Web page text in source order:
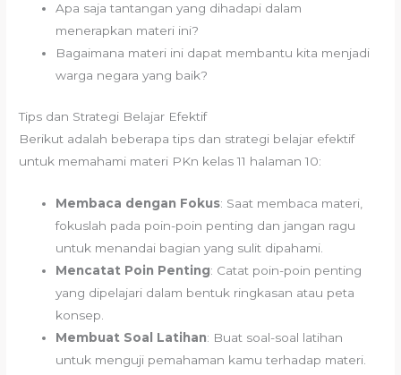
Apa saja tantangan yang dihadapi dalam
menerapkan materi ini?
Bagaimana materi ini dapat membantu kita menjadi
warga negara yang baik?
Tips dan Strategi Belajar Efektif
Berikut adalah beberapa tips dan strategi belajar efektif
untuk memahami materi PKn kelas 11 halaman 10:
Membaca dengan Fokus: Saat membaca materi,
fokuslah pada poin-poin penting dan jangan ragu
untuk menandai bagian yang sulit dipahami.
Mencatat Poin Penting: Catat poin-poin penting
yang dipelajari dalam bentuk ringkasan atau peta
konsep.
Membuat Soal Latihan: Buat soal-soal latihan
untuk menguji pemahaman kamu terhadap materi.